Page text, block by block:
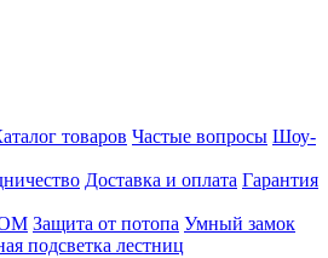
товаров Частые вопросы Шоу-
Доставка и оплата Гарантия
Защита от потопа Умный замок
подсветка лестниц